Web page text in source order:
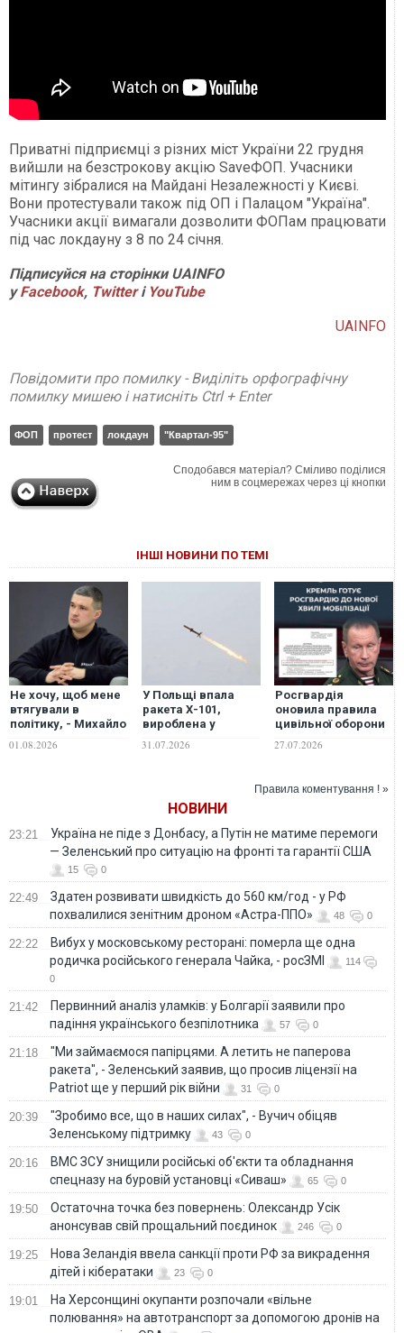
Приватні підприємці з різних міст України 22 грудня
вийшли на безстрокову акцію SaveФОП. Учасники
мітингу зібралися на Майдані Незалежності у Києві.
Вони протестували також під ОП і Палацом "Україна".
Учасники акції вимагали дозволити ФОПам працювати
під час локдауну з 8 по 24 січня.
Підписуйся на сторінки UAINFO
уFacebook, Twitterі YouTube
UAINFO
Повідомити про помилку - Виділіть орфографічну
помилку мишею і натисніть Ctrl + Enter
ФОП протест локдаун "Квартал-95"
Сподобався матеріал? Сміливо поділися
ним в соцмережах через ці кнопки
ІНШІ НОВИНИ ПО ТЕМІ
Не хочу, щоб мене
втягували в
політику, - Михайло
відмовився йти в
01.08.2026
У Польщі впала
ракета Х-101,
вироблена у
2026 року в
31.07.2026
Росгвардія
оновила правила
цивільної оборони
ймовірних масових
мобілізації, - ЦПД
27.07.2026
Правила коментування ! »
НОВИНИ
23:21
Україна не піде з Донбасу, а Путін не матиме перемоги
— Зеленський про ситуацію на фронті та гарантії США
15 0
22:49
Здатен розвивати швидкість до 560 км/год - у РФ
похвалилися зенітним дроном «Астра-ППО»
48 0
22:22
Вибух у московському ресторані: померла ще одна
родичка російського генерала Чайка, - росЗМІ
114
0
21:42
Первинний аналіз уламків: у Болгарії заявили про
падіння українського безпілотника
57 0
21:18
"Ми займаємося папірцями. А летить не паперова
ракета", - Зеленський заявив, що просив ліцензії на
Patriot ще у перший рік війни
31 0
20:39
"Зробимо все, що в наших силах", - Вучич обіцяв
Зеленському підтримку
43 0
20:16
ВМС ЗСУ знищили російські об'єкти та обладнання
спецназу на буровій установці «Сиваш»
65 0
19:50
Остаточна точка без повернень: Олександр Усік
анонсував свій прощальний поєдинок
246 0
19:25
Нова Зеландія ввела санкції проти РФ за викрадення
дітей і кібератаки
23 0
19:01
На Херсонщині окупанти розпочали «вільне
полювання» на автотранспорт за допомогою дронів на